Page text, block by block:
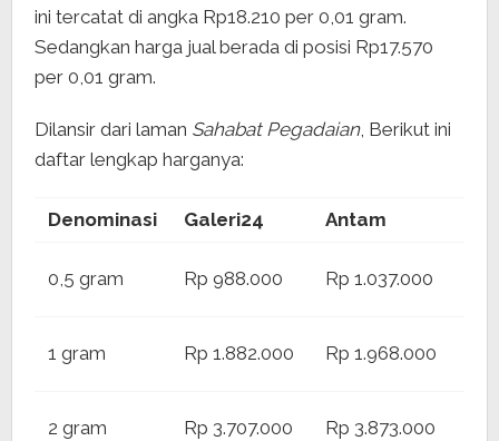
ini tercatat di angka Rp18.210 per 0,01 gram.
Sedangkan harga jual berada di posisi Rp17.570
per 0,01 gram.
Dilansir dari laman Sahabat Pegadaian, Berikut ini
daftar lengkap harganya:
Denominasi Galeri24 Antam
0,5 gram Rp 988.000 Rp 1.037.000
1 gram Rp 1.882.000 Rp 1.968.000
2 gram Rp 3.707.000 Rp 3.873.000